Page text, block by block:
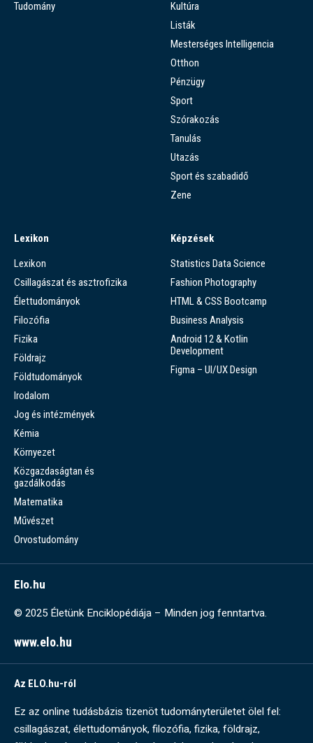
Tudomány
Kultúra
Listák
Mesterséges Intelligencia
Otthon
Pénzügy
Sport
Szórakozás
Tanulás
Utazás
Sport és szabadidő
Zene
Lexikon
Lexikon
Csillagászat és asztrofizika
Élettudományok
Filozófia
Fizika
Földrajz
Földtudományok
Irodalom
Jog és intézmények
Kémia
Környezet
Közgazdaságtan és
gazdálkodás
Matematika
Művészet
Orvostudomány
Képzések
Statistics Data Science
Fashion Photography
HTML & CSS Bootcamp
Business Analysis
Android 12 & Kotlin
Development
Figma – UI/UX Design
Elo.hu
© 2025 Életünk Enciklopédiája – Minden jog fenntartva.
www.elo.hu
Az ELO.hu-ról
Ez az online tudásbázis tizenöt tudományterületet ölel fel:
csillagászat, élettudományok, filozófia, fizika, földrajz,